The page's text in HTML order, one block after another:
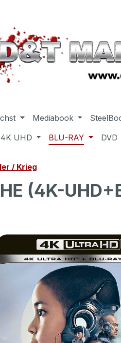
Mediabook
4K UHD BLU-RAY DVD
/ Krieg
(4K-